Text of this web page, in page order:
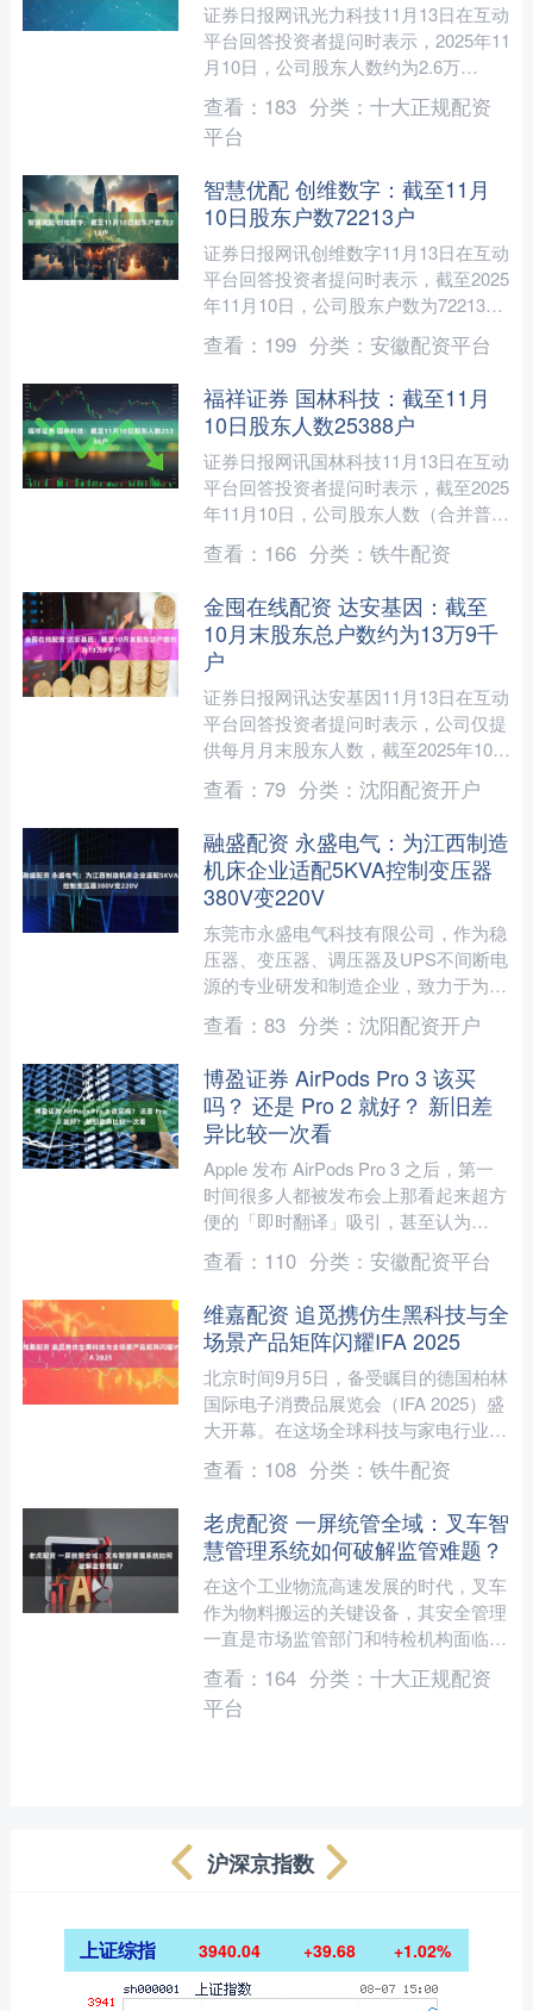
证券日报网讯光力科技11月13日在互动
平台回答投资者提问时表示，2025年11
月10日，公司股东人数约为2.6万
户。....
查看： 183 分类： 十大正规配资
平台
智慧优配 创维数字：截至11月
10日股东户数72213户
证券日报网讯创维数字11月13日在互动
平台回答投资者提问时表示，截至2025
年11月10日，公司股东户数为72213
户。....
查看： 199 分类： 安徽配资平台
福祥证券 国林科技：截至11月
10日股东人数25388户
证券日报网讯国林科技11月13日在互动
平台回答投资者提问时表示，截至2025
年11月10日，公司股东人数（合并普通
账户和融资融券信用账户）共计25388
户。....
查看： 166 分类： 铁牛配资
金囤在线配资 达安基因：截至
10月末股东总户数约为13万9千
户
证券日报网讯达安基因11月13日在互动
平台回答投资者提问时表示，公司仅提
供每月月末股东人数，截至2025年10月
31日，公司股东总户数约为13万9千
户。....
查看： 79 分类： 沈阳配资开户
融盛配资 永盛电气：为江西制造
机床企业适配5KVA控制变压器
380V变220V
东莞市永盛电气科技有限公司，作为稳
压器、变压器、调压器及UPS不间断电
源的专业研发和制造企业，致力于为工
业设备提供高效稳定的电源解决方案。
随着制造业自动化进程的....
查看： 83 分类： 沈阳配资开户
博盈证券 AirPods Pro 3 该买
吗？ 还是 Pro 2 就好？ 新旧差
异比较一次看
Apple 发布 AirPods Pro 3 之后，第一
时间很多人都被发布会上那看起来超方
便的「即时翻译」吸引，甚至认为
AirPods Pro 3 才是这场发....
查看： 110 分类： 安徽配资平台
维嘉配资 追觅携仿生黑科技与全
场景产品矩阵闪耀IFA 2025
北京时间9月5日，备受瞩目的德国柏林
国际电子消费品展览会（IFA 2025）盛
大开幕。在这场全球科技与家电行业的
顶级盛会上，追觅携全场景产品矩阵重
磅亮相，120....
查看： 108 分类： 铁牛配资
老虎配资 一屏统管全域：叉车智
慧管理系统如何破解监管难题？
在这个工业物流高速发展的时代，叉车
作为物料搬运的关键设备，其安全管理
一直是市场监管部门和特检机构面临的
重大挑战。传统监管模式下，人机比矛
盾突出、信息不对称、企业....
查看： 164 分类： 十大正规配资
平台
沪深京指数
上证综指 3940.04 +39.68 +1.02%